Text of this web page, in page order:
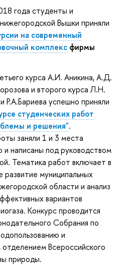
года студенты и
Вышки приняли
на современный
комплекс фирмы
курса А.И. Аникина, А.Д.
и второго курса Л.Н.
Р.А.Бариева успешно приняли
студенческих работ
и решения".
заняли 1 и 3 места
и написаны под руководством
Тематика работ включает в
развитие муниципальных
области и анализ
вариантов
Конкурс проводится
Собрания по
и
Всероссийского
природы.